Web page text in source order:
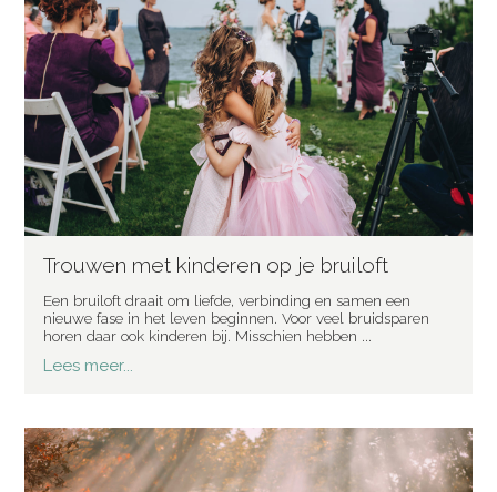
Trouwen met kinderen op je bruiloft
Een bruiloft draait om liefde, verbinding en samen een
nieuwe fase in het leven beginnen. Voor veel bruidsparen
horen daar ook kinderen bij. Misschien hebben ...
Lees meer...